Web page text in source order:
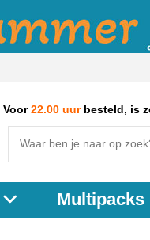
Voor22.00 uur besteld, is
Multipacks